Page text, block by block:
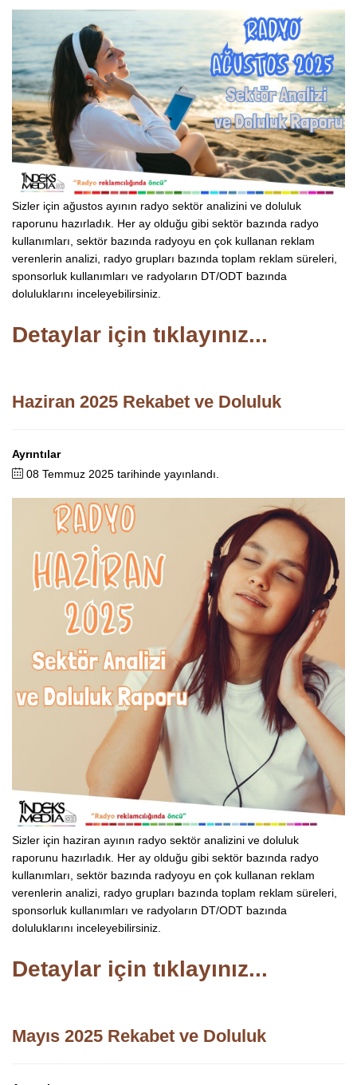
Sizler için ağustos ayının radyo sektör analizini ve doluluk
raporunu hazırladık. Her ay olduğu gibi sektör bazında radyo
kullanımları, sektör bazında radyoyu en çok kullanan reklam
verenlerin analizi, radyo grupları bazında toplam reklam süreleri,
sponsorluk kullanımları ve radyoların DT/ODT bazında
doluluklarını inceleyebilirsiniz.
Detaylar için tıklayınız...
Haziran 2025 Rekabet ve Doluluk
Ayrıntılar
08 Temmuz 2025 tarihinde yayınlandı.
Sizler için haziran ayının radyo sektör analizini ve doluluk
raporunu hazırladık. Her ay olduğu gibi sektör bazında radyo
kullanımları, sektör bazında radyoyu en çok kullanan reklam
verenlerin analizi, radyo grupları bazında toplam reklam süreleri,
sponsorluk kullanımları ve radyoların DT/ODT bazında
doluluklarını inceleyebilirsiniz.
Detaylar için tıklayınız...
Mayıs 2025 Rekabet ve Doluluk